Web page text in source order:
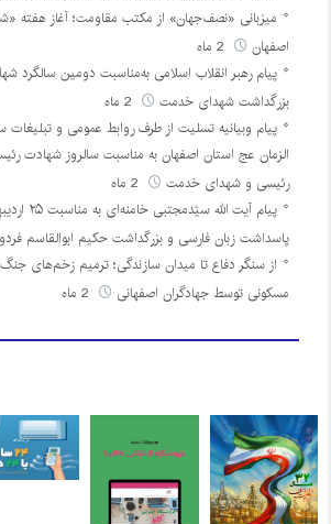
میزبانی «نصف‌جهان» از مکتب مقاومت؛ آغاز هفته
اصفهان
پیام رهبر انقلاب اسلامی به‌مناسبت دومین سالگرد
بزرگداشت شهدای خدمت
پیام وبیانیه تسلیت از طرف روابط عمومی و
الزمان عج استان اصفهان به مناسبت سالروز شهادت
رئیسی و شهدای خدمت
پیام آیت الله
پاسداشت زبان فارسی و بزرگداشت حکیم ابوالقاسم
مسکونی توسط جهادگران اصفهانی